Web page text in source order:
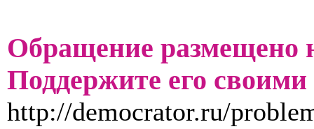
Обращение размещено
Поддержите его своими
http://democrator.ru/